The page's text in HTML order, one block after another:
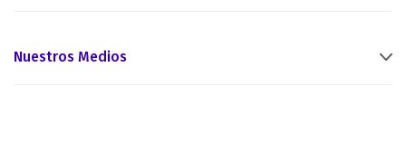
Nuestros Medios